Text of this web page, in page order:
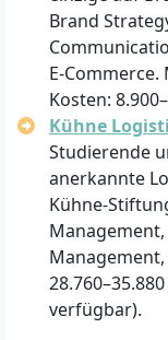
Brand
E-
Kosten:
Kühne
Studierende
anerkannte
Kühne-
Management,
verfügbar).